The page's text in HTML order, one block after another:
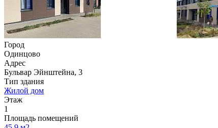
Город
Одинцово
Адрес
Бульвар Эйнштейна, 3
Тип здания
Жилой дом
Этаж
1
Площадь помещений